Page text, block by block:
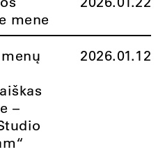
mene
–
2026.01.12